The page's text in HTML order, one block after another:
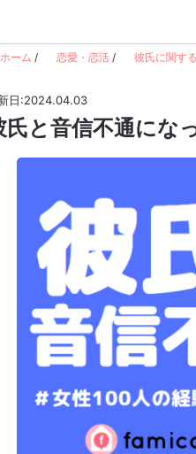
ホーム / 恋愛・恋活 / 彼氏に関す
日:2024.04.03
氏と音信不通にな